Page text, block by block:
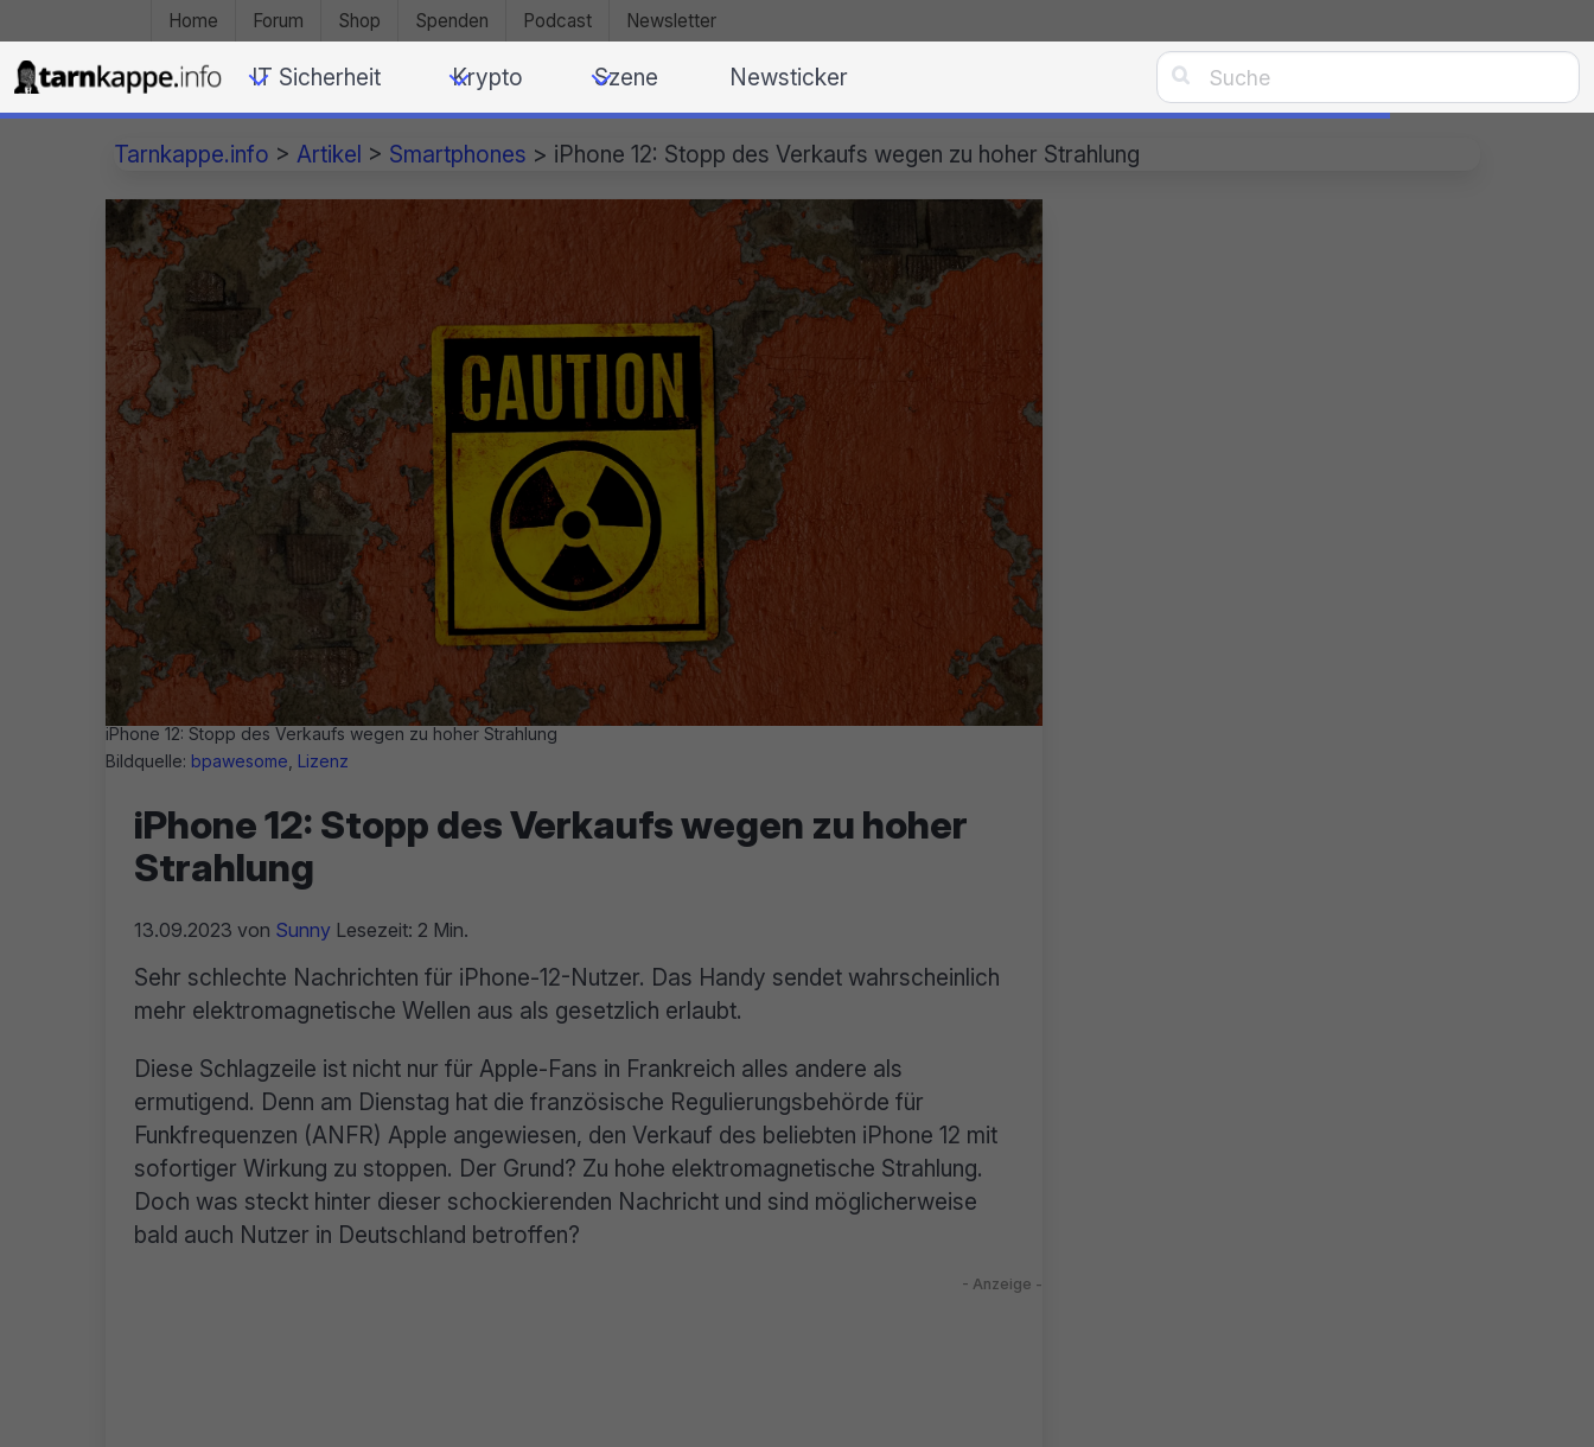
Home Forum Shop Spenden Podcast Newsletter
IT Sicherheit Krypto Szene Newsticker 
Tarnkappe.info > Artikel > Smartphones > iPhone 12: Stopp des Verkaufs wegen zu hoher Strahlung
iPhone 12: Stopp des Verkaufs wegen zu hoher Strahlung
Bildquelle: bpawesome Lizenz
iPhone 12: Stopp des Verkaufs wegen zu hoher
Strahlung
13.09.2023 von Sunny Lesezeit: 2 Min.
Sehr schlechte Nachrichten für iPhone-12-Nutzer. Das Handy sendet wahrscheinlich
mehr elektromagnetische Wellen aus als gesetzlich erlaubt.
Diese Schlagzeile ist nicht nur für Apple-Fans in Frankreich alles andere als
ermutigend. Denn am Dienstag hat die französische Regulierungsbehörde für
Funkfrequenzen (ANFR) Apple angewiesen, den Verkauf des beliebten iPhone 12 mit
sofortiger Wirkung zu stoppen. Der Grund? Zu hohe elektromagnetische Strahlung.
Doch was steckt hinter dieser schockierenden Nachricht und sind möglicherweise
bald auch Nutzer in Deutschland betroffen?